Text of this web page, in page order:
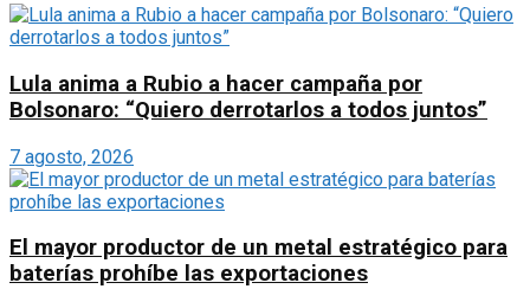
Lula anima a Rubio a hacer campaña por
Bolsonaro: “Quiero derrotarlos a todos juntos”
7 agosto, 2026
El mayor productor de un metal estratégico para
baterías prohíbe las exportaciones